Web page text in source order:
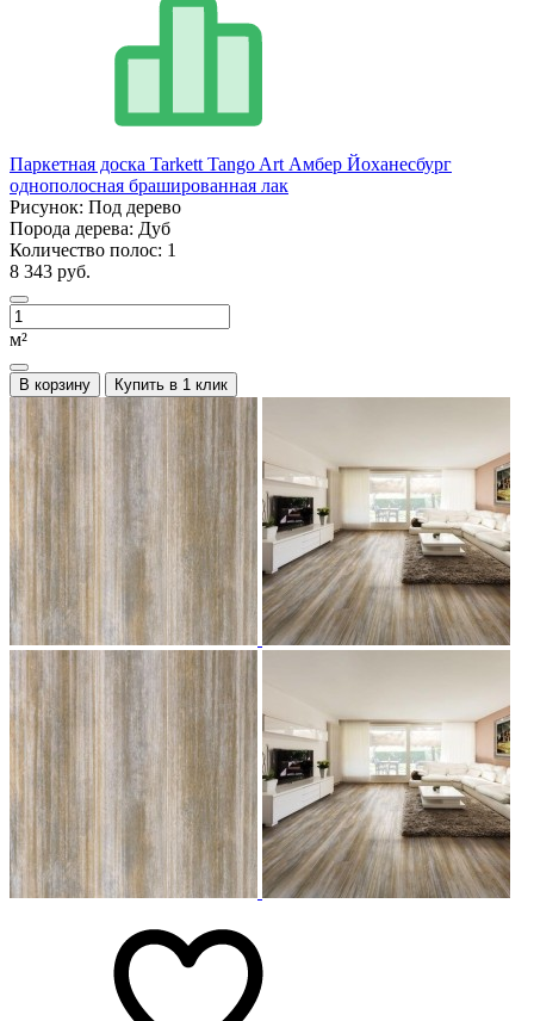
Паркетная доска Tarkett Tango Art Амбер Йоханесбург
однополосная брашированная лак
Рисунок: Под дерево
Порода дерева: Дуб
Количество полос: 1
8 343 руб.
м²
В корзину Купить в 1 клик